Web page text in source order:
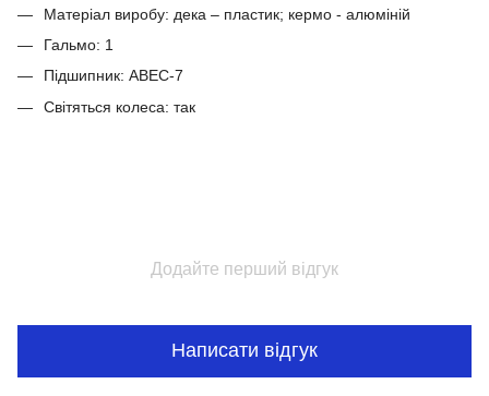
Матеріал виробу: дека – пластик; кермо - алюміній
Гальмо: 1
Підшипник: ABEC-7
Світяться колеса: так
Додайте перший відгук
Написати відгук